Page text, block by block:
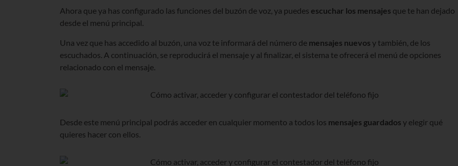
Ahora que ya has configurado las funciones del buzón de voz, ya puedes escuchar los mensajes que te han dejado
desde el menú principal.
Una vez que has accedido al buzón, una voz te informará del número de mensajes nuevos y también, de los
escuchados. A continuación, se reproducirá el mensaje y al finalizar, el sistema te ofrecerá el menú de opciones
relacionado con el mensaje.
Desde este menú principal podrás acceder en cualquier momento a todos los mensajes guardados y elegir qué
quieres hacer con ellos.